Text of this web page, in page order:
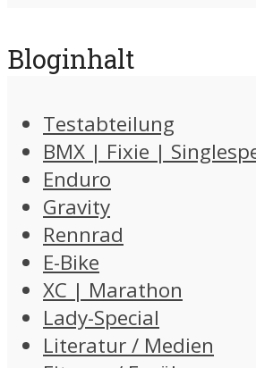
Bloginhalt
Testabteilung
BMX | Fixie |
Enduro
Gravity
Rennrad
E-Bike
XC | Marathon
Lady-Special
Literatur / Medien